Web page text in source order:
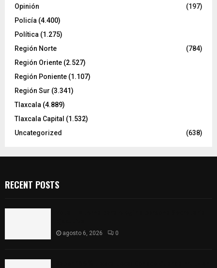
Opinión
(197)
Policía (4.400)
Política (1.275)
Región Norte
(784)
Región Oriente (2.527)
Región Poniente (1.107)
Región Sur (3.341)
Tlaxcala (4.889)
Tlaxcala Capital (1.532)
Uncategorized
(638)
RECENT POSTS
agosto 6, 2026 0